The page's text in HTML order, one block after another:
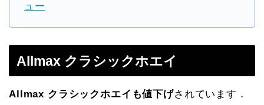
ュー
Allmax クラシックホエイ
Allmax クラシックホエイも値下げされています．